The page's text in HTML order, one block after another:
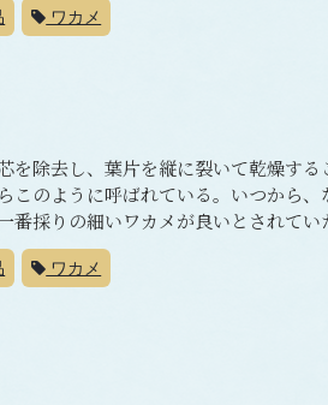
ワカメ
除去し、葉片を縦に裂いて乾燥する
このように呼ばれている。いつから
番採りの細いワカメが良いとされてい
ワカメ